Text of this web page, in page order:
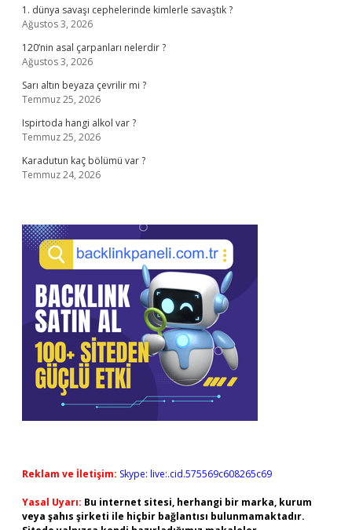
1. dünya savaşı cephelerinde kimlerle savaştık ?
Ağustos 3, 2026
120’nin asal çarpanları nelerdir ?
Ağustos 3, 2026
Sarı altın beyaza çevrilir mi ?
Temmuz 25, 2026
Ispirtoda hangi alkol var ?
Temmuz 25, 2026
Karadutun kaç bölümü var ?
Temmuz 24, 2026
Reklam ve İletişim: Skype: live:.cid.575569c608265c69
Yasal Uyarı: Bu internet sitesi, herhangi bir marka, kurum
veya şahıs şirketi ile hiçbir bağlantısı bulunmamaktadır.